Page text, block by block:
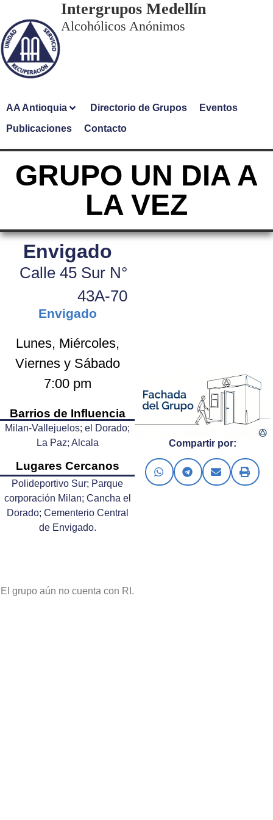
Intergrupos Medellín
Alcohólicos Anónimos
AA Antioquia Directorio de Grupos
Eventos
Publicaciones
Contacto
GRUPO UN DIA A
LA VEZ
Envigado
Calle 45 Sur N°
43A-70
Envigado
Lunes, Miércoles,
Viernes y Sábado
7:00 pm
Barrios de Influencia
Milan-Vallejuelos; el Dorado;
La Paz; Alcala
Lugares Cercanos
Polideportivo Sur; Parque
corporación Milan; Cancha el
Dorado; Cementerio Central
de Envigado.
El grupo aún no cuenta con RI.
Compartir por: